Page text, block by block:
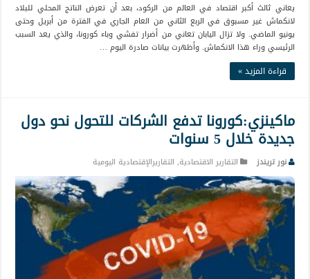
يعاني ثالث أكبر اقتصاد في العالم من الركود، بعد أن تعرض الناتج المحلي للبلاد
لانكماش غير مسبوق في الربع الثاني من العام الجاري في الفترة من أبريل وحتى
يونيو الماضي. ولا تزال اليابان تعاني من أضرار تفشي وباء كورونا، والذي يعد السبب
الرئيسي وراء هذا الانكماش. وأظهرت بيانات صادرة اليوم …
قراءة المزيد »
ماكينزي:كورونا تدفع الشركات للتحول نحو دول
جديدة خلال 5 سنوات
نور تريندز التقارير الاقتصادية, التقاريرالإقتصادية اليومية